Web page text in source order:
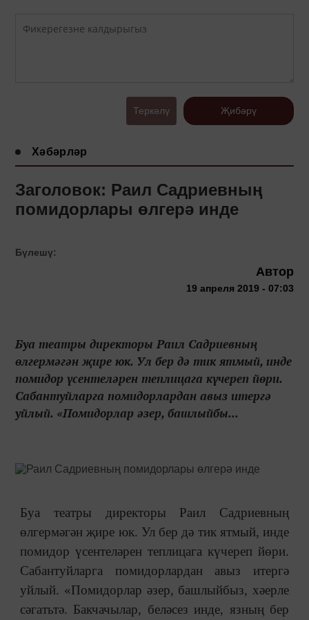
Теркәлү Җибәрү
Хәбәрләр
Заголовок: Раил Садриевның
помидорлары өлгерә инде
Бүлешү:
Автор
19 апреля 2019 - 07:03
Буа театры директоры Раил Садриевның
өлгермәгән җире юк. Ул бер дә тик ятмый, инде
помидор үсентеләрен теплицага күчереп йөри.
Сабантуйларга помидорлардан авыз итергә
уйлый. «Помидорлар әзер, башлыйбы...
Буа театры директоры Раил Садриевның
өлгермәгән җире юк. Ул бер дә тик ятмый, инде
помидор үсентеләрен теплицага күчереп йөри.
Сабантуйларга помидорлардан авыз итергә
уйлый. «Помидорлар әзер, башлыйбыз, хәерле
сәгатьтә. Бакчачылар, беләсез инде, язның бер